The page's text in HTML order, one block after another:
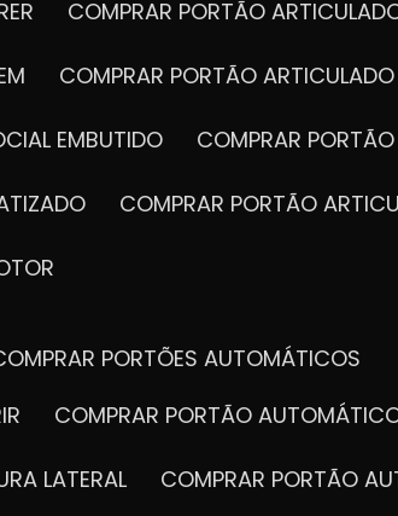
COMPRAR PORTÃO
COMPRAR PORTÃO
EMBUTIDO COMPRAR
COMPRAR PORTÃO
COMPRAR PORTÕES AUTOMÁTICOS
COMPRAR PORTÃO
LATERAL COMPRAR PORTÃO